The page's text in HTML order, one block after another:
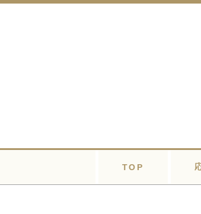
TOP